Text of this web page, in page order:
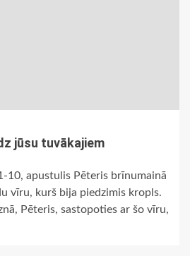
jūsu tuvākajiem
10, apustulis Pēteris brīnumainā
vīru, kurš bija piedzimis kropls.
Pēteris, sastopoties ar šo vīru,